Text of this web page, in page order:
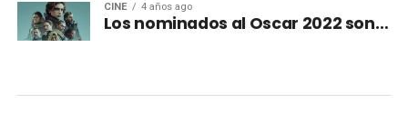
CINE 4 años ago
Los nominados al Oscar 2022 son…